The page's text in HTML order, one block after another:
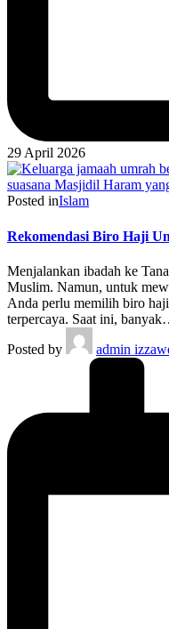
29 April 2026
Posted inIslam
Rekomendasi Biro Haji
Menjalankan ibadah ke
Muslim. Namun, untuk
Anda perlu memilih biro
terpercaya. Saat ini,
Posted by
admin